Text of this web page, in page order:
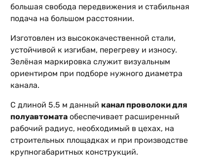
большая свобода передвижения и стабильная
подача на большом расстоянии.
Изготовлен из высококачественной стали,
устойчивой к изгибам, перегреву и износу.
Зелёная маркировка служит визуальным
ориентиром при подборе нужного диаметра
канала.
С длиной 5.5 м данный канал проволоки для
полуавтомата обеспечивает расширенный
рабочий радиус, необходимый в цехах, на
строительных площадках и при производстве
крупногабаритных конструкций.